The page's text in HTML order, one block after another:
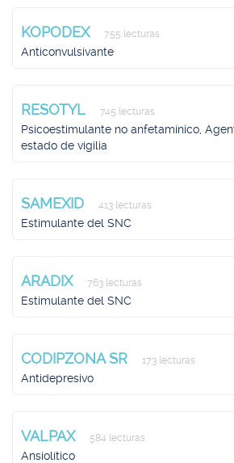
KOPODEX 755 lecturas
Anticonvulsivante
RESOTYL 745 lecturas
Psicoestimulante no anfetamínico,
estado de vigilia
SAMEXID 413 lecturas
Estimulante del SNC
ARADIX 763 lecturas
Estimulante del SNC
CODIPZONA SR 173 lecturas
Antidepresivo
VALPAX 584 lecturas
Ansiolítico